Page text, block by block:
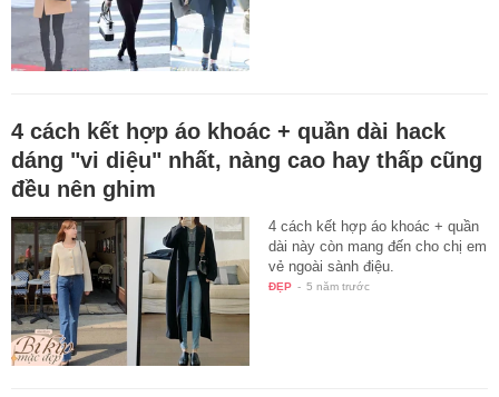
4 cách kết hợp áo khoác + quần dài hack
dáng "vi diệu" nhất, nàng cao hay thấp cũng
đều nên ghim
4 cách kết hợp áo khoác + quần
dài này còn mang đến cho chị em
vẻ ngoài sành điệu.
ĐẸP - 5 năm trước